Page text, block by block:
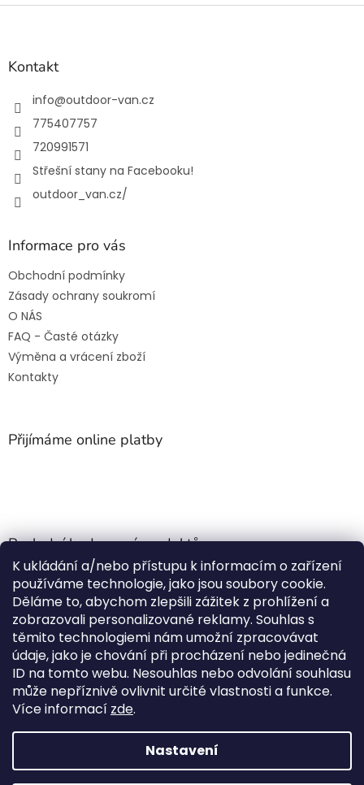
K ukládání a/nebo přístupu k informacím o zařízení
používáme technologie, jako jsou soubory cookie.
Děláme to, abychom zlepšili zážitek z prohlížení a
zobrazovali personalizované reklamy. Souhlas s
těmito technologiemi nám umožní zpracovávat
údaje, jako je chování při procházení nebo jedinečná
ID na tomto webu. Nesouhlas nebo odvolání souhlasu
může nepříznivě ovlivnit určité vlastnosti a funkce.
Více informací zde.
Nastavení
Z
Kontakt
info@outdoor-van.cz
775407757
720991571
Střešní stany na Facebooku!
outdoor_van.cz/
Informace pro vás
Obchodní podmínky
Zásady ochrany soukromí
O NÁS
FAQ - Časté otázky
Výměna a vrácení zboží
Kontakty
Přijímáme online platby
Poslední hodnocení produktů
Jehla do nádrže k nezávislému topení
Hodnocení produktu je 5 z 5 hvězdiček.
| Martin Nevrlý
ano
Kempingové skládací křeslo Front Runner Expander Chair
Hodnocení produktu je 5 z 5 hvězdiček.
|
Vytvořil Shoptet